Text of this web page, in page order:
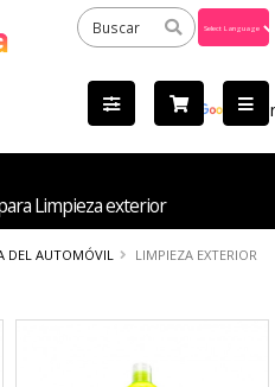
by
Limpieza exterior
DEL AUTOMÓVIL LIMPIEZA EXTERIOR